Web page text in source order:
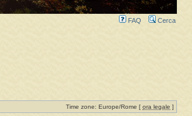
FAQ Cerca
Time zone: Europe/Rome [ ora legale ]